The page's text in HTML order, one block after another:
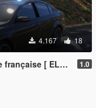
4.167 18
[ ELS - Replace ] 1.0